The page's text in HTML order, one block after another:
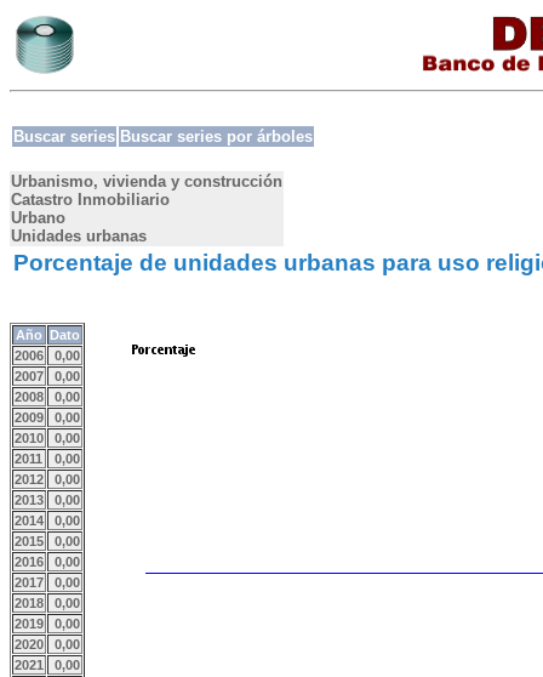
Buscar series Buscar series por árboles
Urbanismo, vivienda y construcción
Catastro Inmobiliario
Urbano
Unidades urbanas
Porcentaje de unidades urbanas para uso
Año Dato
2006
0,00
2007
0,00
2008
0,00
2009
0,00
2010
0,00
2011
0,00
2012
0,00
2013
0,00
2014
0,00
2015
0,00
2016
0,00
2017
0,00
2018
0,00
2019
0,00
2020
0,00
2021
0,00